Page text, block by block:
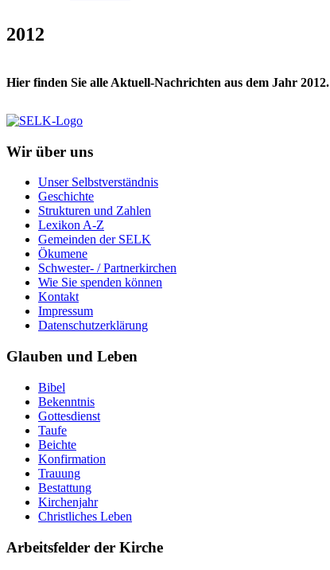
2012
Hier finden Sie alle Aktuell-Nachrichten aus dem Jahr 2012.
Wir über uns
Unser Selbstverständnis
Geschichte
Strukturen und Zahlen
Lexikon A-Z
Gemeinden der SELK
Ökumene
Schwester- / Partnerkirchen
Wie Sie spenden können
Kontakt
Impressum
Datenschutzerklärung
Glauben und Leben
Bibel
Bekenntnis
Gottesdienst
Taufe
Beichte
Konfirmation
Trauung
Bestattung
Kirchenjahr
Christliches Leben
Arbeitsfelder der Kirche